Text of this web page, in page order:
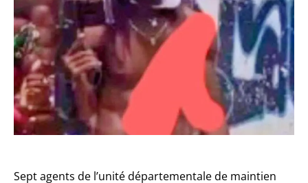
Sept agents de l’unité départementale de maintien